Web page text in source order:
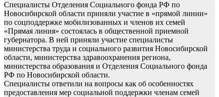
Специалисты Отделения Социального фонда РФ по
Новосибирской области приняли участие в «прямой линии»
по соцподдержке мобилизованных и членов их семей
«Прямая линия» состоялась в общественной приемной
губернатора. В ней приняли участие специалисты
министерства труда и социального развития Новосибирской
области, министерства здравоохранения региона,
министерства образования и Отделения Социального фонда
РФ по Новосибирской области.
Специалисты ответили на вопросы как об особенностях
предоставления мер социальной поддержки членам семей